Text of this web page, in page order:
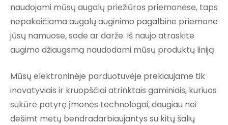
naudojami mūsų augalų priežiūros priemonėse, taps
nepakeičiama augalų auginimo pagalbine priemone
jūsų namuose, sode ar darže. Iš naujo atraskite
augimo džiaugsmą naudodami mūsų produktų liniją.
Mūsų elektroninėje parduotuvėje prekiaujame tik
inovatyviais ir kruopščiai atrinktais gaminiais, kuriuos
sukūrė patyrę įmonės technologai, daugiau nei
dešimt metų bendradarbiaujantys su kitų šalių